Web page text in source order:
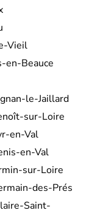
Vieil
en-Beauce
le-Jaillard
sur-Loire
en-Val
en-Val
sur-Loire
des-Prés
Saint-